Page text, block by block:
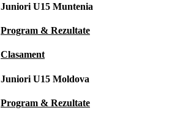
Juniori U15 Muntenia
Program & Rezultate
Clasament
Juniori U15 Moldova
Program & Rezultate